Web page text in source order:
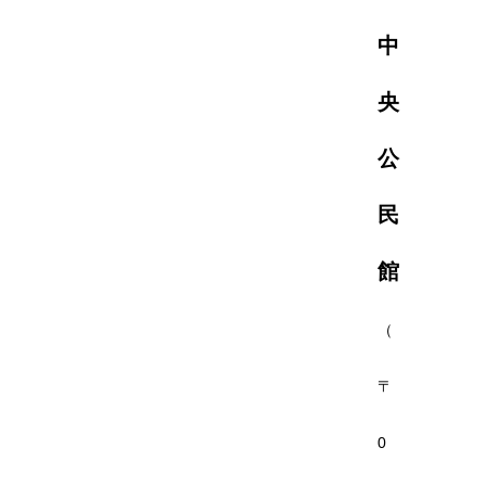
中
央
公
民
館
（
〒
0